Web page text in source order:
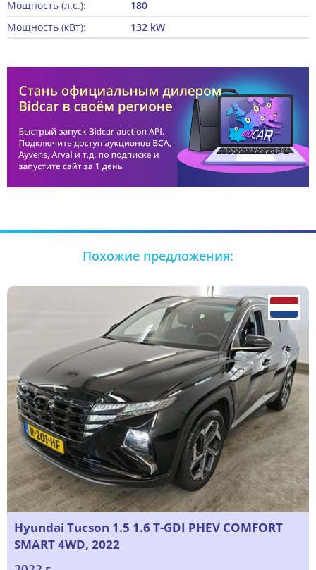
Мощность (л.с.):
180
Мощность (кВт):
132 kW
Похожие предложения:
Hyundai Tucson 1.5 1.6 T-GDI PHEV COMFORT
SMART 4WD, 2022